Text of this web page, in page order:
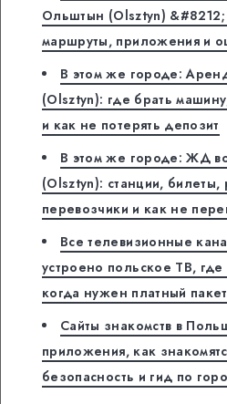
Ольштын (Olsztyn)
маршруты, приложения и
В этом же городе:
(Olsztyn): где брать
и как не потерять депозит
В этом же городе: ЖД
(Olsztyn): станции, билеты,
перевозчики и как не
Все телевизионные
устроено польское ТВ,
когда нужен платный пакет
Сайты знакомств в
приложения, как
безопасность и гид по